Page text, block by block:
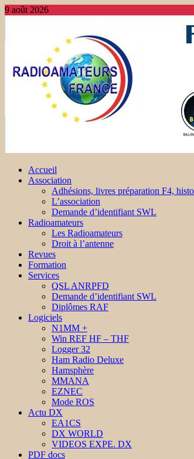
9 août 2026
Accueil
Association
Adhésions, livres préparation F4,
L’association
Demande d’identifiant SWL
Radioamateurs
Les Radioamateurs
Droit à l’antenne
Revues
Formation
Services
QSL ANRPFD
Demande d’identifiant SWL
Diplômes RAF
Logiciels
N1MM +
Win REF HF – THF
Logger 32
Ham Radio Deluxe
Hamsphère
MMANA
EZNEC
Mode ROS
Actu DX
EA1CS
DX WORLD
VIDEOS EXPE. DX
PDF docs